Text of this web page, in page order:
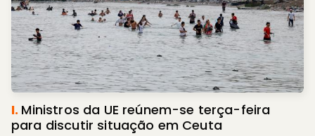
I. Ministros da UE reúnem-se terça-feira
para discutir situação em Ceuta